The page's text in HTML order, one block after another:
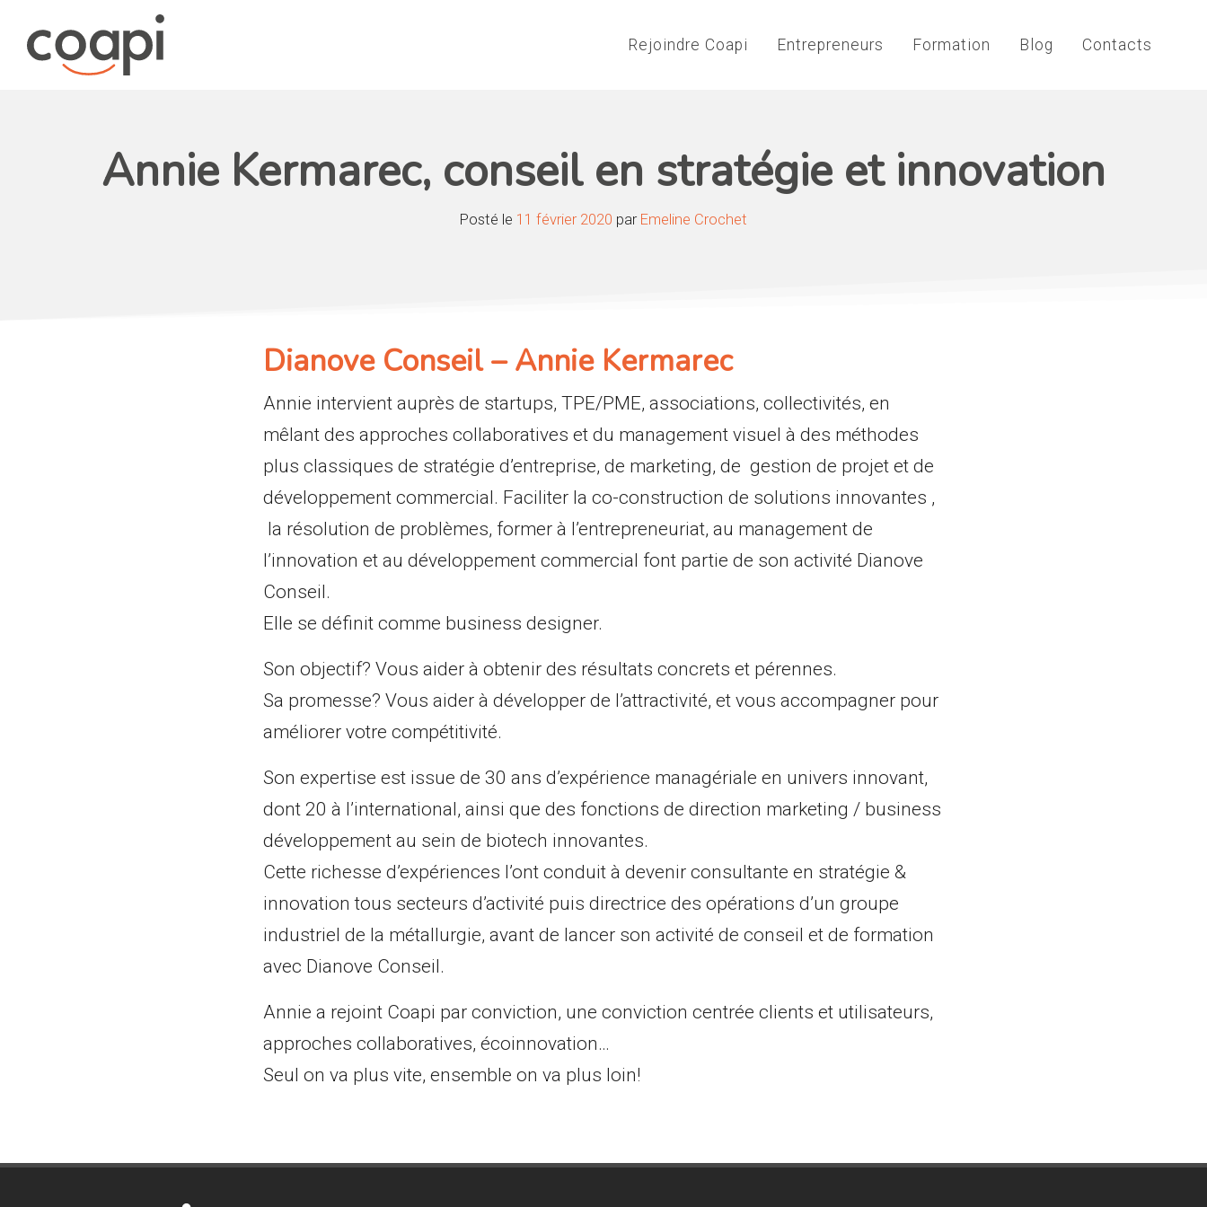
Rejoindre Coapi Entrepreneurs Formation Blog Contacts
Annie Kermarec, conseil en stratégie et innovation
Posté le 11 février 2020 par Emeline Crochet
Dianove Conseil – Annie Kermarec
Annie intervient auprès de startups, TPE/PME, associations, collectivités, en
mêlant des approches collaboratives et du management visuel à des méthodes
plus classiques de stratégie d’entreprise, de marketing, de gestion de projet et de
développement commercial. Faciliter la co-construction de solutions innovantes ,
la résolution de problèmes, former à l’entrepreneuriat, au management de
l’innovation et au développement commercial font partie de son activité Dianove
Conseil.
Elle se définit comme business designer.
Son objectif? Vous aider à obtenir des résultats concrets et pérennes.
Sa promesse? Vous aider à développer de l’attractivité, et vous accompagner pour
améliorer votre compétitivité.
Son expertise est issue de 30 ans d’expérience managériale en univers innovant,
dont 20 à l’international, ainsi que des fonctions de direction marketing / business
développement au sein de biotech innovantes.
Cette richesse d’expériences l’ont conduit à devenir consultante en stratégie &
innovation tous secteurs d’activité puis directrice des opérations d’un groupe
industriel de la métallurgie, avant de lancer son activité de conseil et de formation
avec Dianove Conseil.
Annie a rejoint Coapi par conviction, une conviction centrée clients et utilisateurs,
approches collaboratives, écoinnovation…
Seul on va plus vite, ensemble on va plus loin!